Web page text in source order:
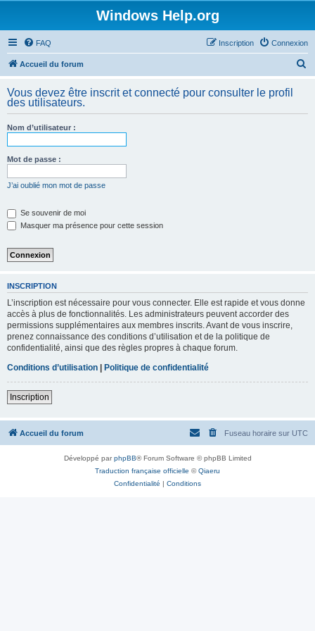
Windows Help.org
FAQ Connexion
Inscription
Accueil du forum
h
Vous devez être inscrit et connecté pour consulter le profil
des utilisateurs.
Nom d’utilisateur :
Mot de passe :
J’ai oublié mon mot de passe
Se souvenir de moi
Masquer ma présence pour cette session
INSCRIPTION
L’inscription est nécessaire pour vous connecter. Elle est rapide et vous donne
accès à plus de fonctionnalités. Les administrateurs peuvent accorder des
permissions supplémentaires aux membres inscrits. Avant de vous inscrire,
prenez connaissance des conditions d’utilisation et de la politique de
confidentialité, ainsi que des règles propres à chaque forum.
Conditions d’utilisation | Politique de confidentialité
Inscription
Accueil du forum Fuseau horaire sur UTC
Développé parphpBB® Forum Software © phpBB Limited
Traduction française officielle ©Qiaeru
Confidentialité | Conditions